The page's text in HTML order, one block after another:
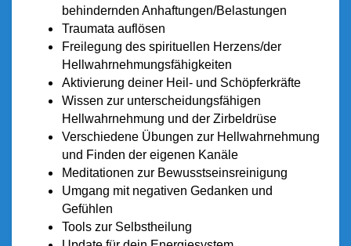
behindernden Anhaftungen/Belastungen
Traumata auflösen
Freilegung des spirituellen Herzens/der
Hellwahrnehmungsfähigkeiten
Aktivierung deiner Heil- und Schöpferkräfte
Wissen zur unterscheidungsfähigen
Hellwahrnehmung und der Zirbeldrüse
Verschiedene Übungen zur Hellwahrnehmung
und Finden der eigenen Kanäle
Meditationen zur Bewusstseinsreinigung
Umgang mit negativen Gedanken und
Gefühlen
Tools zur Selbstheilung